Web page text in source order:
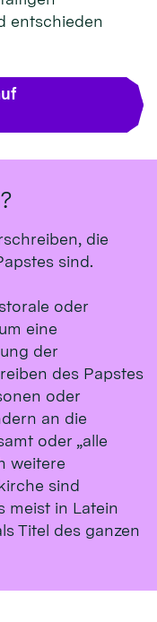
entschieden
die
sind.
oder
eine
der
des Papstes
oder
an die
oder „alle
weitere
sind
meist in Latein
Titel des ganzen